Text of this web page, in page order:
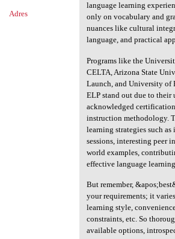
Adres
language learning
only on vocabulary and
nuances like cultural
language, and practical
Programs like the
CELTA, Arizona State
Launch, and University of
ELP stand out due to their
acknowledged
instruction methodology.
learning strategies such
sessions, interesting peer
world examples,
effective language
But remember,
your requirements; it
learning style,
constraints, etc. So
available options,